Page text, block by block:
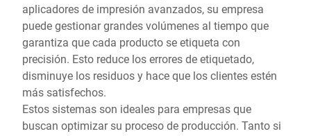
aplicadores de impresión avanzados, su empresa
puede gestionar grandes volúmenes al tiempo que
garantiza que cada producto se etiqueta con
precisión. Esto reduce los errores de etiquetado,
disminuye los residuos y hace que los clientes estén
más satisfechos.
Estos sistemas son ideales para empresas que
buscan optimizar su proceso de producción. Tanto si